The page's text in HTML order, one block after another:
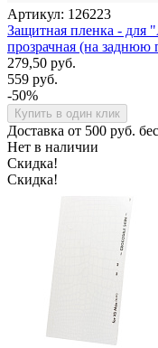
Артикул: 126223
Защитная пленка - для
прозрачная (на заднюю
279,50 руб.
559 руб.
-50%
Купить в один клик
Доставка от 500 руб.
Нет в наличии
Скидка!
Скидка!